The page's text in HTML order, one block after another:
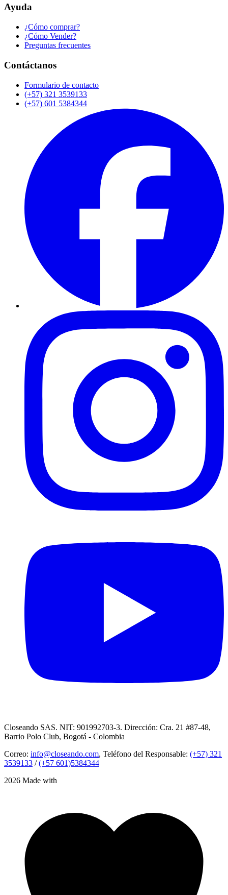
Ayuda
¿Cómo comprar?
¿Cómo Vender?
Preguntas frecuentes
Contáctanos
Formulario de contacto
(+57) 321 3539133
(+57) 601 5384344
Closeando SAS. NIT: 901992703-3. Dirección: Cra. 21 #87-48,
Barrio Polo Club, Bogotá - Colombia
Correo: info@closeando.com, Teléfono del Responsable: (+57) 321
3539133 /(+57 601)5384344
2026 Made with